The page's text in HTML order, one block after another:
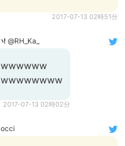
2017-07-13 02時51分
! @RH_Ka_
wwwwww
wwwwwwww
2017-07-13 02時02分